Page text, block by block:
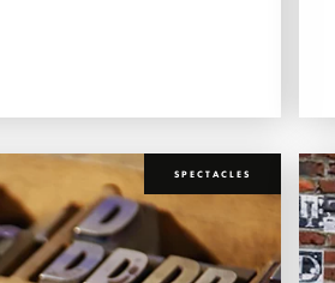
SPECTACLES